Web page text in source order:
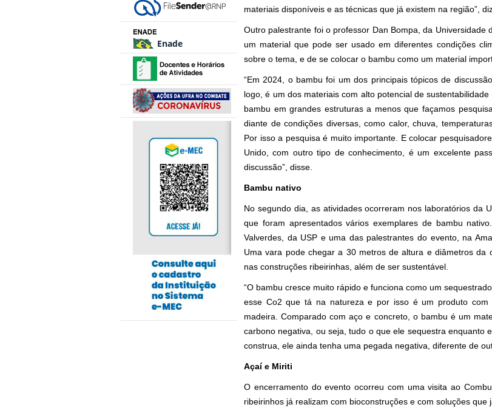
Enade
materiais disponíveis e as técnicas que já existem na região”,
Outro palestrante foi o professor Dan Bompa, da
um material que pode ser usado em diferentes condições
sobre o tema, e de se colocar o bambu como um material
“Em 2024, o bambu foi um dos principais tópicos de
logo, é um dos materiais com alto potencial de
bambu em grandes estruturas a menos que façamos
diante de condições diversas, como calor, chuva,
Por isso a pesquisa é muito importante. E colocar
Unido, com outro tipo de conhecimento, é um excelente
discussão”, disse.
Bambu nativo
No segundo dia, as atividades ocorreram nos laboratórios da
que foram apresentados vários exemplares de bambu
Valverdes, da USP e uma das palestrantes do evento, na
Uma vara pode chegar a 30 metros de altura e diâmetros
nas construções ribeirinhas, além de ser sustentável.
“O bambu cresce muito rápido e funciona como um
esse Co2 que tá na natureza e por isso é um produto com
madeira. Comparado com aço e concreto, o bambu é um
carbono negativa, ou seja, tudo o que ele sequestra enquanto
construa, ele ainda tenha uma pegada negativa, diferente de
Açaí e Miriti
O encerramento do evento ocorreu com uma visita ao
ribeirinhos já realizam com bioconstruções e com soluções que